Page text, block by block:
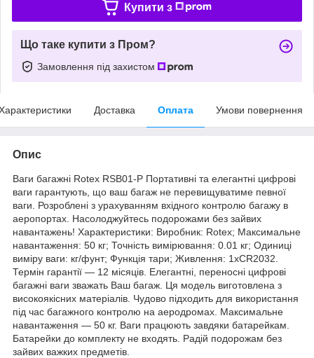
Купити з
Що таке купити з Пром?
Замовлення під захистом
Доставка Оплата Умови повернення
Опис
Ваги багажні Rotex RSB01-P Портативні та елегантні цифрові
ваги гарантують, що ваш багаж не перевищуватиме певної
ваги. Розроблені з урахуванням вхідного контролю багажу в
аеропортах. Насолоджуйтесь подорожами без зайвих
навантажень! Характеристики: Виробник: Rotex; Максимальне
навантаження: 50 кг; Точність вимірювання: 0.01 кг; Одиниці
виміру ваги: кг/фунт; Функція тари; Живлення: 1xCR2032.
Термін гарантії — 12 місяців. Елегантні, переносні цифрові
багажні ваги зважать Ваш багаж. Ця модель виготовлена з
високоякісних матеріалів. Чудово підходить для використання
під час багажного контролю на аеродромах. Максимальне
навантаження — 50 кг. Ваги працюють завдяки батарейкам.
Батарейки до комплекту не входять. Радій подорожам без
зайвих важких предметів.